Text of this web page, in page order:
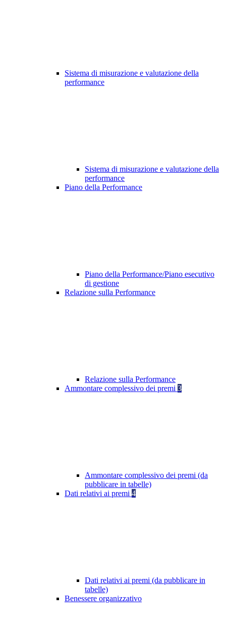
Sistema di misurazione e valutazione della
performance
Sistema di misurazione e valutazione della
performance
Piano della Performance
Piano della Performance/Piano esecutivo
di gestione
Relazione sulla Performance
Relazione sulla Performance
Ammontare complessivo dei premi 3
Ammontare complessivo dei premi (da
pubblicare in tabelle)
Dati relativi ai premi 4
Dati relativi ai premi (da pubblicare in
tabelle)
Benessere organizzativo